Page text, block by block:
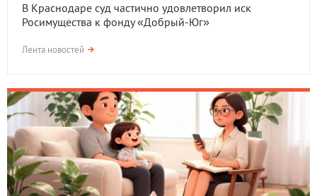
В Краснодаре суд частично удовлетворил иск
Росимущества к фонду «Добрый-Юг»
Лента новостей